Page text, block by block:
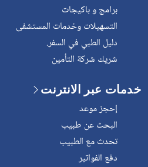
برامج و باكيجات
التسهيلات وخدمات المستشفى
دليل الطبي في السفر.
شريك شركة التأمين
خدمات عبر الانترنت
إحجز موعد
البحث عن طبيب
تحدث مع الطبيب
دفع الفواتير